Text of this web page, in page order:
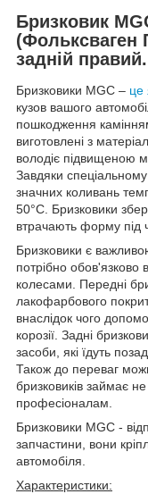
Бризковик
(Фольксваген
задній правий.
Бризковики MGC – це
кузов вашого
пошкодження
виготовлені з
володіє підвищеною
Завдяки спеціальному
значних коливань
50°С. Бризковики
втрачають форму під
Бризковики є
потрібно обов'язково
колесами. Передні
лакофарбового
внаслідок чого
корозії. Задні
засоби, які їдуть
Також до переваг
бризковиків займає
професіоналам.
Бризковики MGC -
запчастини, вони
автомобіля.
Характеристики: